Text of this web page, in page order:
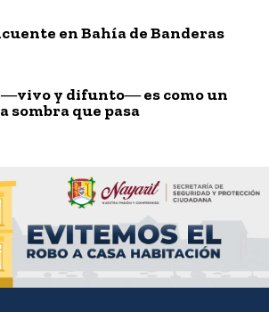
en Bahía de Banderas
―vivo y difunto― es como un
sombra que pasa